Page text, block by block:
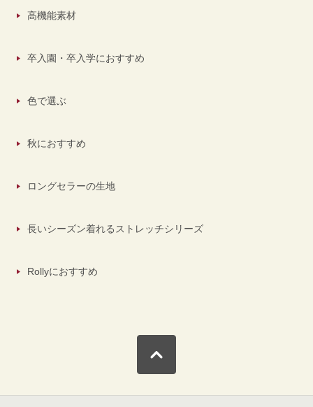
高機能素材
卒入園・卒入学におすすめ
色で選ぶ
秋におすすめ
ロングセラーの生地
長いシーズン着れるストレッチシリーズ
Rollyにおすすめ